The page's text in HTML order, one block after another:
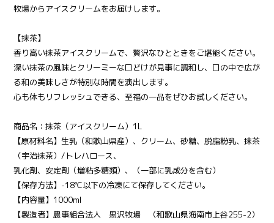
牧場からアイスクリームをお届けします。
【抹茶】
香り高い抹茶アイスクリームで、贅沢なひとときをご堪能ください。
深い抹茶の風味とクリーミーな口どけが見事に調和し、口の中で広が
る和の美味しさが特別な時間を演出します。
心も体もリフレッシュできる、至福の一品をぜひお試しください。
商品名：抹茶（アイスクリーム）1L
【原材料名】生乳（和歌山県産）、クリーム、砂糖、脱脂粉乳、抹茶
（宇治抹茶）/トレハロース、
乳化剤、安定剤（増粘多糖類）、（一部に乳成分を含む）
【保存方法】-18℃以下の冷凍にて保存してください。
【内容量】1000ml
【製造者】農事組合法人 黒沢牧場 （和歌山県海南市上谷255-2）